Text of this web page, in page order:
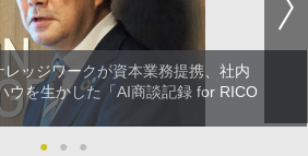
レッジワークが資本業務提携、社内
ウを生かした「AI商談記録 for RICO
●
● ●